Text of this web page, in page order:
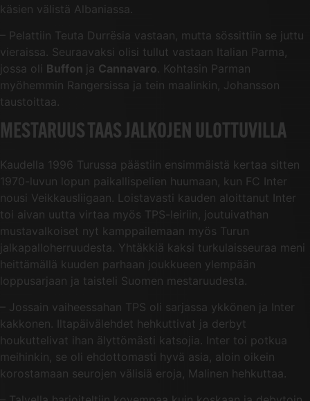
käsien välistä Albaniassa.
– Pelattiin Teuta Durrësia vastaan, mutta sössittiin se juttu
vieraissa. Seuraavaksi olisi tullut vastaan Italian Parma,
jossa oli Buffon ja Cannavaro. Kohtasin Parman
myöhemmin Rangersissa ja tein maalinkin, Johansson
taustoittaa.
MESTARUUS TAAS JALKOJEN ULOTTUVILLA
Kaudella 1996 Turussa päästiin ensimmäistä kertaa sitten
1970-luvun lopun paikallispelien huumaan, kun FC Inter
nousi Veikkausliigaan. Loistavasti kauden aloittanut Inter
toi aivan uutta virtaa myös TPS-leiriin, joutuivathan
mustavalkoiset nyt kamppailemaan myös Turun
jalkapalloherruudesta. Yhtäkkiä kaksi turkulaisseuraa meni
heittämällä kuuden parhaan joukkueen ylempään
loppusarjaan ja taisteli Suomen mestaruudesta.
– Jossain vaiheessahan TPS oli sarjassa ykkönen ja Inter
kakkonen. Iltapäivälehdet hehkuttivat ja derbyt
houkuttelivat ihan älyttömästi katsojia. Inter toi potkua
meihinkin, se oli ehdottomasti hyvä asia, aloin oikein
korostamaan seurojen välisiä eroja, Malinen hehkuttaa.